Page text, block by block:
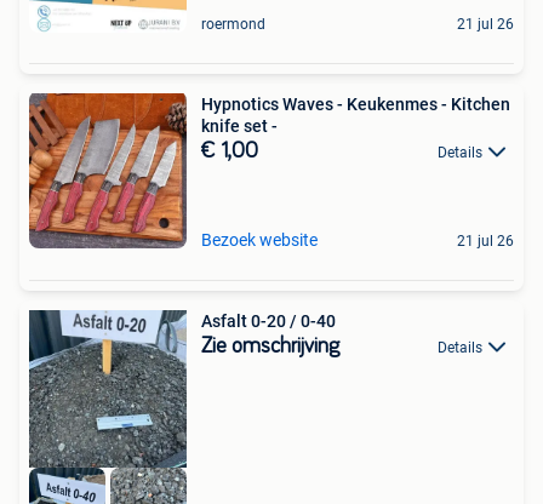
roermond 21 jul 26
Hypnotics Waves - Keukenmes - Kitchen
knife set -
€ 1,00 Details
Bezoek website 21 jul 26
Asfalt 0-20 / 0-40
Zie omschrijving Details